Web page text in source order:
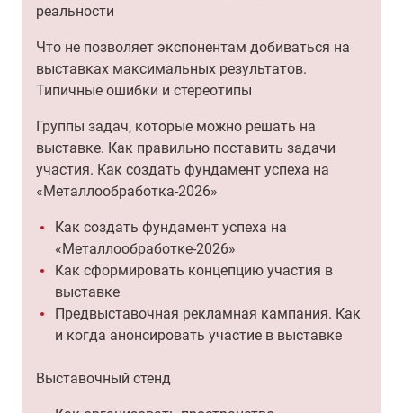
реальности
Что не позволяет экспонентам добиваться на
выставках максимальных результатов.
Типичные ошибки и стереотипы
Группы задач, которые можно решать на
выставке. Как правильно поставить задачи
участия. Как создать фундамент успеха на
«Металлообработка-2026»
Как создать фундамент успеха на
«Металлообработке-2026»
Как сформировать концепцию участия в
выставке
Предвыставочная рекламная кампания. Как
и когда анонсировать участие в выставке
Выставочный стенд